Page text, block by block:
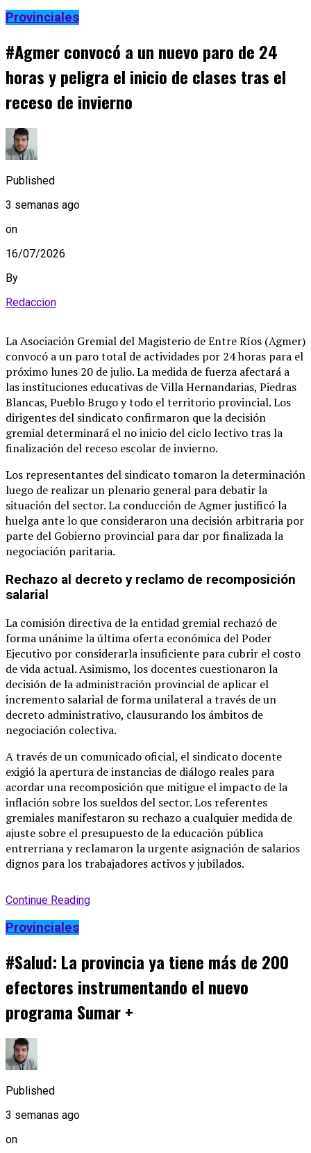
Provinciales
#Agmer convocó a un nuevo paro de 24
horas y peligra el inicio de clases tras el
receso de invierno
Published
3 semanas ago
on
16/07/2026
By
Redaccion
La Asociación Gremial del Magisterio de Entre Ríos (Agmer)
convocó a un paro total de actividades por 24 horas para el
próximo lunes 20 de julio. La medida de fuerza afectará a
las instituciones educativas de Villa Hernandarias, Piedras
Blancas, Pueblo Brugo y todo el territorio provincial. Los
dirigentes del sindicato confirmaron que la decisión
gremial determinará el no inicio del ciclo lectivo tras la
finalización del receso escolar de invierno.
Los representantes del sindicato tomaron la determinación
luego de realizar un plenario general para debatir la
situación del sector. La conducción de Agmer justificó la
huelga ante lo que consideraron una decisión arbitraria por
parte del Gobierno provincial para dar por finalizada la
negociación paritaria.
Rechazo al decreto y reclamo de recomposición
salarial
La comisión directiva de la entidad gremial rechazó de
forma unánime la última oferta económica del Poder
Ejecutivo por considerarla insuficiente para cubrir el costo
de vida actual. Asimismo, los docentes cuestionaron la
decisión de la administración provincial de aplicar el
incremento salarial de forma unilateral a través de un
decreto administrativo, clausurando los ámbitos de
negociación colectiva.
A través de un comunicado oficial, el sindicato docente
exigió la apertura de instancias de diálogo reales para
acordar una recomposición que mitigue el impacto de la
inflación sobre los sueldos del sector. Los referentes
gremiales manifestaron su rechazo a cualquier medida de
ajuste sobre el presupuesto de la educación pública
entrerriana y reclamaron la urgente asignación de salarios
dignos para los trabajadores activos y jubilados.
Continue Reading
Provinciales
#Salud: La provincia ya tiene más de 200
efectores instrumentando el nuevo
programa Sumar +
Published
3 semanas ago
on